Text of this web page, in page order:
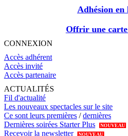
Adhésion en
Offrir une carte
CONNEXION
Accès adhérent
Accès invité
Accès partenaire
ACTUALITÉS
Fil d'actualité
Les nouveaux spectacles sur le site
Ce sont leurs premières /dernières
Dernières soirées Starter Plus
NOUVEAU
Recevoir la newsletter NOUVEAU